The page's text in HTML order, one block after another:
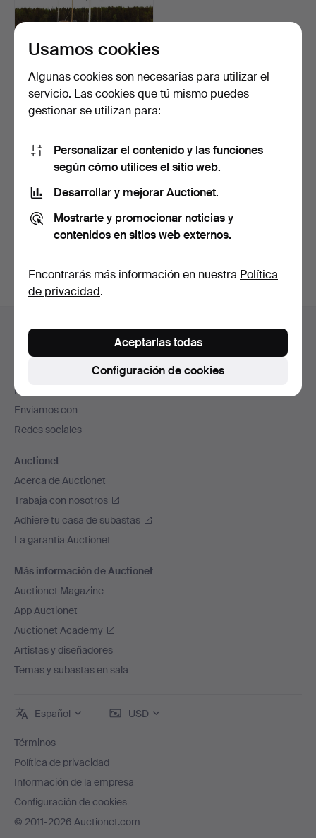
CRUCERO A MOTOR
M/Y ARIADNE DEL
6.749 USD
seleccionado
Suscribir búsqueda
También puedes buscar ennuestro archivo de
subastas concluidas.
en
de
página
Ayuda y contacto
Contacta con el servicio de atención al cliente
Todas las casas de subastas
Modos de pago
Enviamos con
Redes sociales
Auctionet
Acerca de Auctionet
Trabaja con nosotros
Adhiere tu casa de subastas
La garantía Auctionet
Más información de Auctionet
Auctionet Magazine
App Auctionet
Auctionet Academy
Artistas y diseñadores
Temas y subastas en sala
Español USD
Términos
Política de privacidad
Información de la empresa
Configuración de cookies
© 2011-2026 Auctionet.com
Usamos cookies
Algunas cookies son necesarias para utilizar el
servicio. Las cookies que tú mismo puedes
gestionar se utilizan para:
Personalizar el contenido y las funciones
según cómo utilices el sitio web.
Desarrollar y mejorar Auctionet.
Mostrarte y promocionar noticias y
contenidos en sitios web externos.
Encontrarás más información en nuestra Política
de privacidad.
Configuración de cookies
Aceptarlas todas